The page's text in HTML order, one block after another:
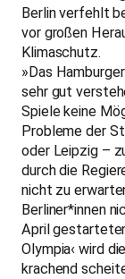
Berlin verfehlt
vor großen
Klimaschutz.
»Das
sehr gut
Spiele keine
Probleme der
oder Leipzig –
durch die
nicht zu
Berliner*innen
April
Olympia‹ wird
krachend